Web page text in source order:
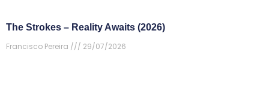
The Strokes – Reality Awaits (2026)
Francisco Pereira
29/07/2026